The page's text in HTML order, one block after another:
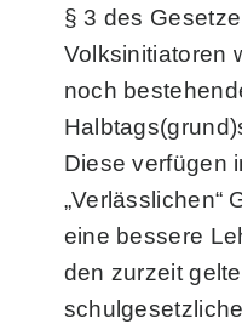
§ 3 des
Volksinitiatoren
noch
Diese verfügen
„Verlässlichen“
eine bessere
den zurzeit